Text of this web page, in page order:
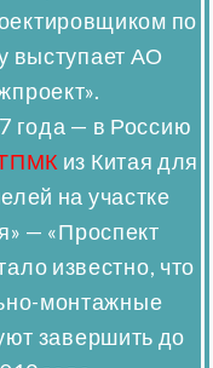
по
выступает АО
года — в Россию
из Китая для
на участке
— «Проспект
известно, что
монтажные
завершить до